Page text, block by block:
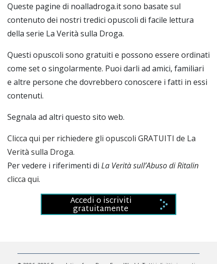
Queste pagine di noalladroga.it sono basate sul
contenuto dei nostri tredici opuscoli di facile lettura
della serie La Verità sulla Droga.
Questi opuscoli sono gratuiti e possono essere ordinati
come set o singolarmente. Puoi darli ad amici, familiari
e altre persone che dovrebbero conoscere i fatti in essi
contenuti.
Segnala ad altri questo sito web.
Clicca qui per richiedere gli opuscoli GRATUITI de La
Verità sulla Droga.
Per vedere i riferimenti di La Verità sull’Abuso di Ritalin
clicca qui.
Accedi o iscriviti
gratuitamente